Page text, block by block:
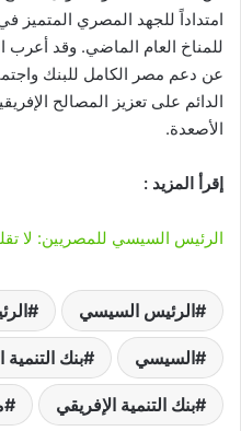
امتداداً للجهد المصري المتميز
للمناخ العام الماضي. وقد
عن دعم مصر الكامل للبنك
الدائم على تعزيز المصالح
الأصعدة.
إقرأ المزيد :
الرئيس السيسي للمصريين: لا
الرئيس السيسي
السيسي بنك التنمية
بنك التنمية الإفريقي